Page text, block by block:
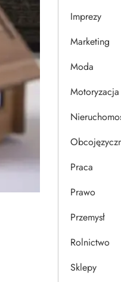
Imprezy
Marketing
Moda
Motoryzacja
Praca
Prawo
Przemysł
Rolnictwo
Sklepy